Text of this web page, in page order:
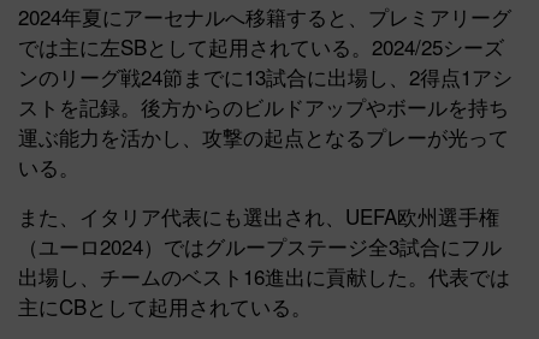
2024年夏にアーセナルへ移籍すると、プレミアリーグ
では主に左SBとして起用されている。2024/25シーズ
ンのリーグ戦24節までに13試合に出場し、2得点1アシ
ストを記録。後方からのビルドアップやボールを持ち
運ぶ能力を活かし、攻撃の起点となるプレーが光って
いる。
また、イタリア代表にも選出され、UEFA欧州選手権
（ユーロ2024）ではグループステージ全3試合にフル
出場し、チームのベスト16進出に貢献した。代表では
主にCBとして起用されている。